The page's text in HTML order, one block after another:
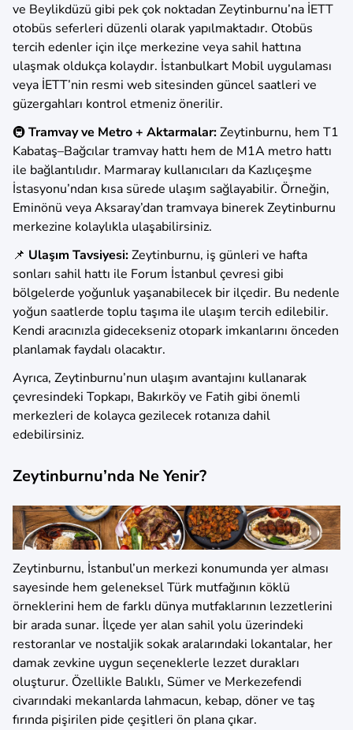
ve Beylikdüzü gibi pek çok noktadan Zeytinburnu’na İETT
otobüs seferleri düzenli olarak yapılmaktadır. Otobüs
tercih edenler için ilçe merkezine veya sahil hattına
ulaşmak oldukça kolaydır. İstanbulkart Mobil uygulaması
veya İETT’nin resmi web sitesinden güncel saatleri ve
güzergahları kontrol etmeniz önerilir.
🚇Tramvay ve Metro + Aktarmalar:Zeytinburnu, hem T1
Kabataş–Bağcılar tramvay hattı hem de M1A metro hattı
ile bağlantılıdır. Marmaray kullanıcıları da Kazlıçeşme
İstasyonu’ndan kısa sürede ulaşım sağlayabilir. Örneğin,
Eminönü veya Aksaray’dan tramvaya binerek Zeytinburnu
merkezine kolaylıkla ulaşabilirsiniz.
📌 Ulaşım Tavsiyesi:Zeytinburnu, iş günleri ve hafta
sonları sahil hattı ile Forum İstanbul çevresi gibi
bölgelerde yoğunluk yaşanabilecek bir ilçedir. Bu nedenle
yoğun saatlerde toplu taşıma ile ulaşım tercih edilebilir.
Kendi aracınızla gidecekseniz otopark imkanlarını önceden
planlamak faydalı olacaktır.
Ayrıca, Zeytinburnu’nun ulaşım avantajını kullanarak
çevresindeki Topkapı, Bakırköy ve Fatih gibi önemli
merkezleri de kolayca gezilecek rotanıza dahil
edebilirsiniz.
Zeytinburnu’nda Ne Yenir?
Zeytinburnu, İstanbul’un merkezi konumunda yer alması
sayesinde hem geleneksel Türk mutfağının köklü
örneklerini hem de farklı dünya mutfaklarının lezzetlerini
bir arada sunar. İlçede yer alan sahil yolu üzerindeki
restoranlar ve nostaljik sokak aralarındaki lokantalar, her
damak zevkine uygun seçeneklerle lezzet durakları
oluşturur. Özellikle Balıklı, Sümer ve Merkezefendi
civarındaki mekanlarda lahmacun, kebap, döner ve taş
fırında pişirilen pide çeşitleri ön plana çıkar.